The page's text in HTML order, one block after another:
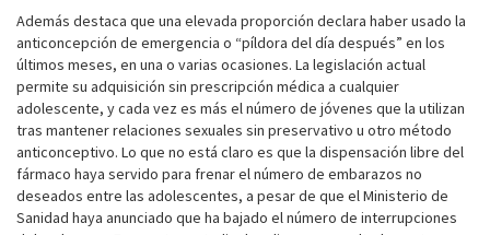
Además destaca que una elevada proporción declara haber usado la
anticoncepción de emergencia o “píldora del día después” en los
últimos meses, en una o varias ocasiones. La legislación actual
permite su adquisición sin prescripción médica a cualquier
adolescente, y cada vez es más el número de jóvenes que la utilizan
tras mantener relaciones sexuales sin preservativo u otro método
anticonceptivo. Lo que no está claro es que la dispensación libre del
fármaco haya servido para frenar el número de embarazos no
deseados entre las adolescentes, a pesar de que el Ministerio de
Sanidad haya anunciado que ha bajado el número de interrupciones